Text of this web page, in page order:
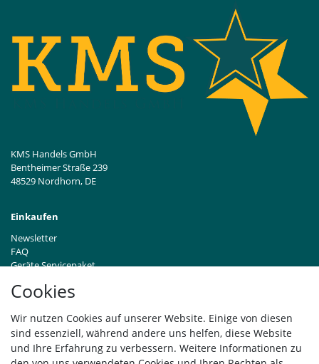
Cookies
Wir nutzen Cookies auf unserer Website. Einige von diesen
sind essenziell, während andere uns helfen, diese Website
und Ihre Erfahrung zu verbessern. Weitere Informationen zu
KMS Handels GmbH
Bentheimer Straße 239
48529 Nordhorn, DE
Einkaufen
Newsletter
FAQ
Geräte Servicepaket
Händleranfragen B2B
Widerrufsrecht
Vertrag widerrufen